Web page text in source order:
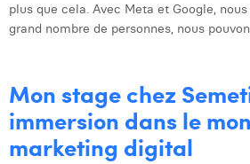
plus que cela. Avec Meta et Google,
grand nombre de personnes, nous
Mon stage chez
immersion dans le
marketing digital